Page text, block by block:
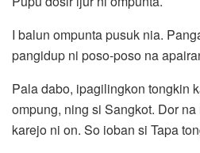
I balun ompunta pusuk nia.
pangidup ni poso-poso na
Pala dabo, ipagilingkon tongkin
ompung, ning si Sangkot. Dor
karejo ni on. So ioban si Tapa